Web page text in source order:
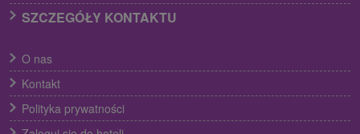
SZCZEGÓŁY KONTAKTU
O nas
Kontakt
Polityka prywatności